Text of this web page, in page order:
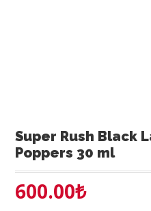
Super Rush Black
Poppers 30 ml
600.00₺